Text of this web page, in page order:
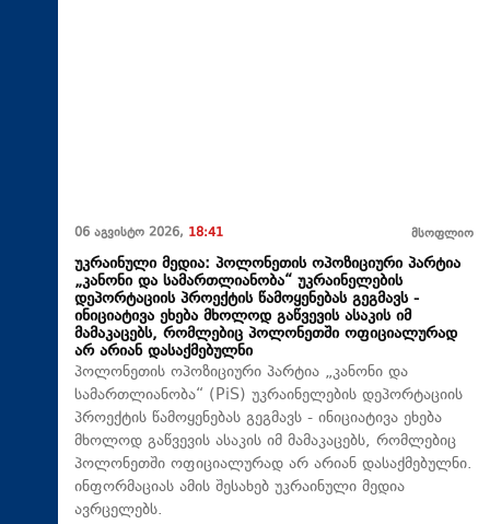
06 აგვისტო 2026, 18:41 მსოფლიო
უკრაინული მედია: პოლონეთის ოპოზიციური პარტია
„კანონი და სამართლიანობა“ უკრაინელების
დეპორტაციის პროექტის წამოყენებას გეგმავს -
ინიციატივა ეხება მხოლოდ გაწვევის ასაკის იმ
მამაკაცებს, რომლებიც პოლონეთში ოფიციალურად
არ არიან დასაქმებულნი
პოლონეთის ოპოზიციური პარტია „კანონი და
სამართლიანობა“ (PiS) უკრაინელების დეპორტაციის
პროექტის წამოყენებას გეგმავს - ინიციატივა ეხება
მხოლოდ გაწვევის ასაკის იმ მამაკაცებს, რომლებიც
პოლონეთში ოფიციალურად არ არიან დასაქმებულნი.
ინფორმაციას ამის შესახებ უკრაინული მედია
ავრცელებს.